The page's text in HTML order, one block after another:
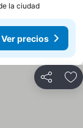
la ciudad
Ver precios
Compartir